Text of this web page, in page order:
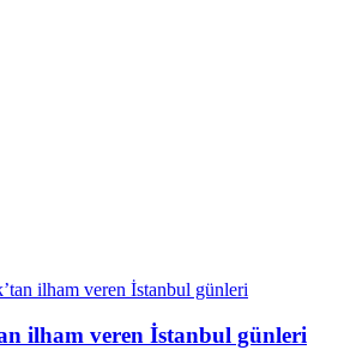
ilham veren İstanbul günleri
ilham veren İstanbul günleri